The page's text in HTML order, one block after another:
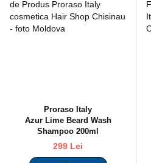
Proraso Italy
Azur Lime Beard Wash
Shampoo 200ml
299 Lei